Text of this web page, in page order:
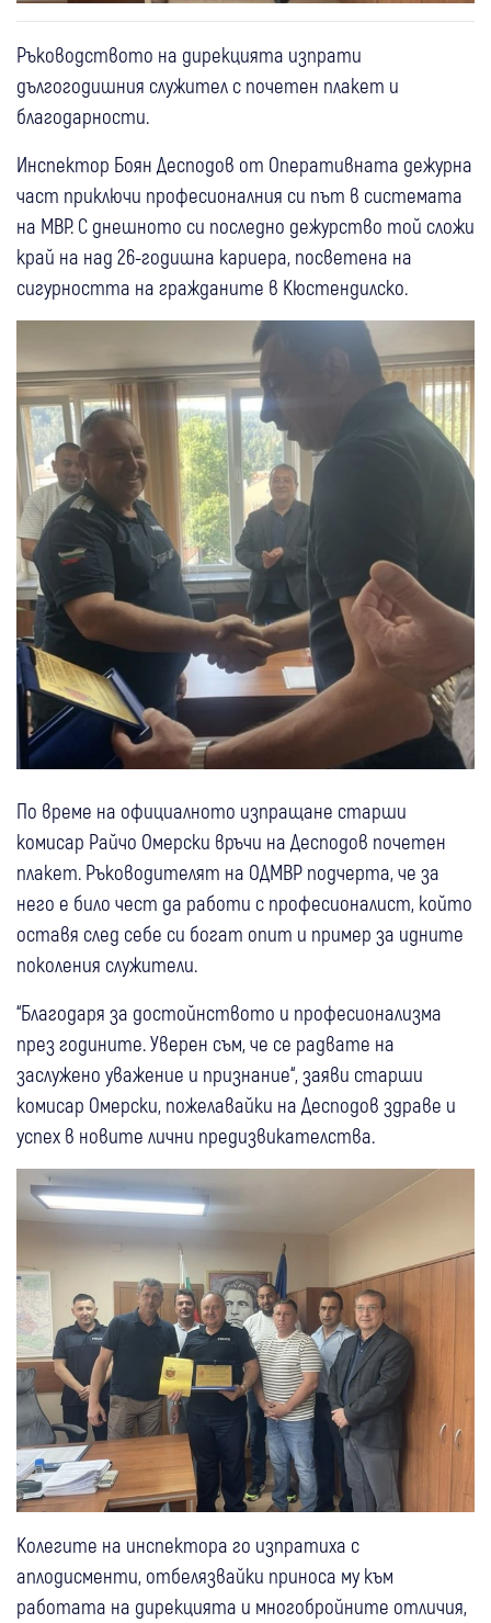
Ръководството на дирекцията изпрати
дългогодишния служител с почетен плакет и
благодарности.
Инспектор Боян Десподов от Оперативната дежурна
част приключи професионалния си път в системата
на МВР. С днешното си последно дежурство той сложи
край на над 26-годишна кариера, посветена на
сигурността на гражданите в Кюстендилско.
По време на официалното изпращане старши
комисар Райчо Омерски връчи на Десподов почетен
плакет. Ръководителят на ОДМВР подчерта, че за
него е било чест да работи с професионалист, който
оставя след себе си богат опит и пример за идните
поколения служители.
“Благодаря за достойнството и професионализма
през годините. Уверен съм, че се радвате на
заслужено уважение и признание“, заяви старши
комисар Омерски, пожелавайки на Десподов здраве и
успех в новите лични предизвикателства.
Колегите на инспектора го изпратиха с
аплодисменти, отбелязвайки приноса му към
работата на дирекцията и многобройните отличия,